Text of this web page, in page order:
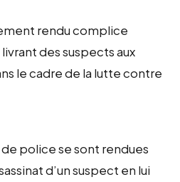
rendu complice
des suspects aux
le cadre de la lutte contre
de police se sont rendues
d’un suspect en lui